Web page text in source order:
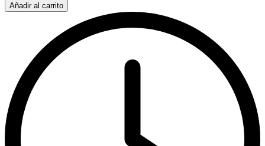
Añadir al carrito